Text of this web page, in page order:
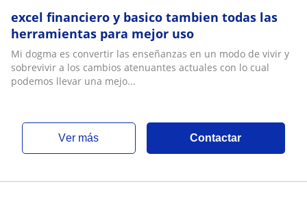
excel financiero y basico tambien todas las
herramientas para mejor uso
Mi dogma es convertir las enseñanzas en un modo de vivir y
sobrevivir a los cambios atenuantes actuales con lo cual
podemos llevar una mejo...
ver más Contactar